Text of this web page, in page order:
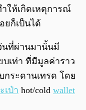
ให้เกิดเหตุการณ์
ก็เป็นได้
นที่ผ่านมานั้นมี
บเท่า ที่มีมูลค่าราว
กระดานเทรด โดย
เป๋า hot/cold wallet